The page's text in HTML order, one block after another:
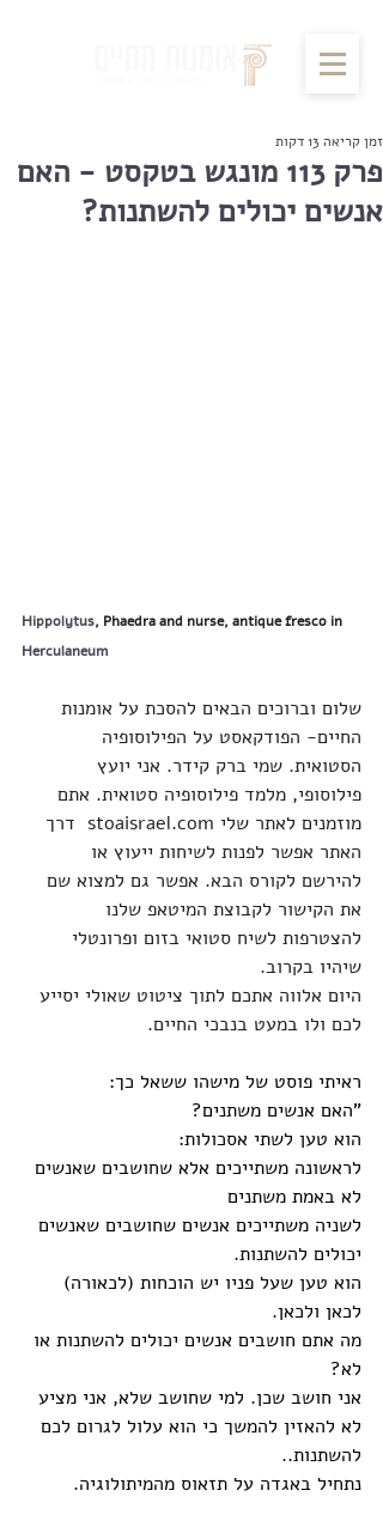
פרק 113 מונגש בטקסט - האם
אנשים יכולים להשתנות?
זמן קריאה 13 דקות
Hippolytus, Phaedra and nurse, antique fresco in
Herculaneum
שלום וברוכים הבאים להסכת על אומנות
החיים- הפודקאסט על הפילוסופיה
הסטואית. שמי ברק קידר. אני יועץ
פילוסופי, מלמד פילוסופיה סטואית. אתם
מוזמנים לאתר שלי stoaisrael.com דרך
האתר אפשר לפנות לשיחות ייעוץ או
להירשם לקורס הבא. אפשר גם למצוא שם
את הקישור לקבוצת המיטאפ שלנו
להצטרפות לשיח סטואי בזום ופרונטלי
שיהיו בקרוב.
היום אלווה אתכם לתוך ציטוט שאולי יסייע
לכם ולו במעט בנבכי החיים.
ראיתי פוסט של מישהו ששאל כך:
"האם אנשים משתנים?
הוא טען לשתי אסכולות:
לראשונה משתייכים אלא שחושבים שאנשים
לא באמת משתנים
לשניה משתייכים אנשים שחושבים שאנשים
יכולים להשתנות.
הוא טען שעל פניו יש הוכחות (לכאורה)
לכאן ולכאן.
מה אתם חושבים אנשים יכולים להשתנות או
לא?
אני חושב שכן. למי שחושב שלא, אני מציע
לא להאזין להמשך כי הוא עלול לגרום לכם
להשתנות..
נתחיל באגדה על תזאוס מהמיתולוגיה.